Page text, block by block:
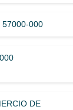
57000-000
DE